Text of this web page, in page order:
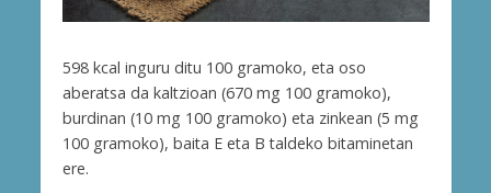
598 kcal inguru ditu 100 gramoko, eta oso
aberatsa da kaltzioan (670 mg 100 gramoko),
burdinan (10 mg 100 gramoko) eta zinkean (5 mg
100 gramoko), baita E eta B taldeko bitaminetan
ere.